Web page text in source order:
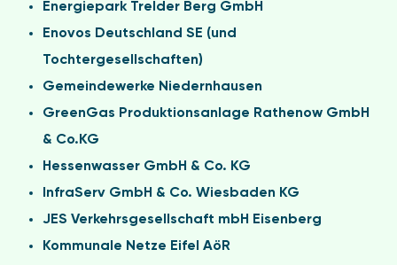
Energiepark Trelder Berg GmbH
Enovos Deutschland SE (und
Tochtergesellschaften)
Gemeindewerke Niedernhausen
GreenGas Produktionsanlage Rathenow GmbH
& Co.KG
Hessenwasser GmbH & Co. KG
InfraServ GmbH & Co. Wiesbaden KG
JES Verkehrsgesellschaft mbH Eisenberg
Kommunale Netze Eifel AöR